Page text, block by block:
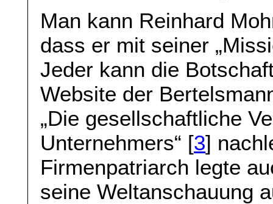
Man kann Reinhard
dass er mit seiner
Jeder kann die
Website der
„Die gesellschaftliche
Unternehmers“ [3]
Firmenpatriarch legte
seine Weltanschauung